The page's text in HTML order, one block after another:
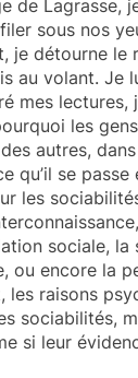
de Lagrasse,
sous nos
je détourne
au volant. Je
mes lectures,
les
autres,
qu’il se passe
les
sociale, la
ou encore la
les raisons
sociabilités,
si leur